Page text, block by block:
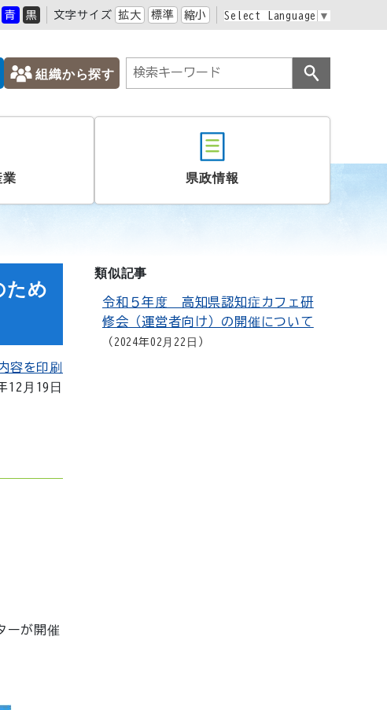
青 黒 文字サイズ 拡大 標準 縮小 Select Language ▼
組織から探す
業 県政情報
ため
容を印刷
12月19日
ーが開催
類似記事
令和５年度 高知県認知症カフェ研
修会（運営者向け）の開催について
2024年02月22日